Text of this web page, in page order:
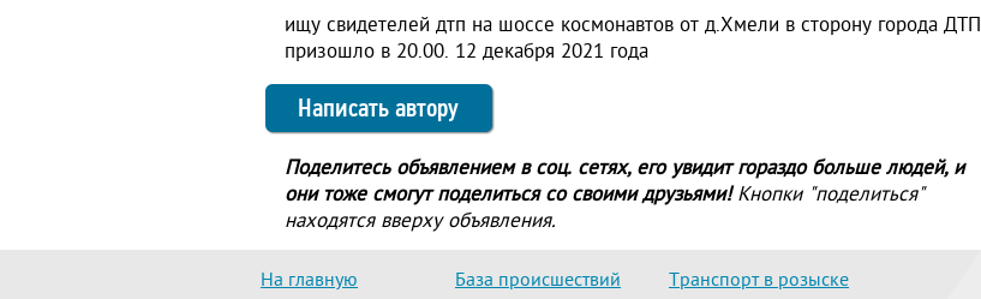
ищу свидетелей дтп на шоссе космонавтов от д.Хмели в сторону города ДТП
призошло в 20.00. 12 декабря 2021 года
Написать автору
Поделитесь объявлением в соц. сетях, его увидит гораздо больше людей, и
они тоже смогут поделиться со своими друзьями!Кнопки "поделиться"
находятся вверху объявления.
На главную
База происшествий
Транспорт в розыске